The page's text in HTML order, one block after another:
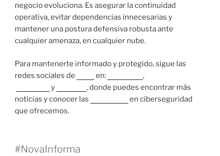
negocio evoluciona. Es asegurar la continuidad
operativa, evitar dependencias innecesarias y
mantener una postura defensiva robusta ante
cualquier amenaza, en cualquier nube.
Para mantenerte informado y protegido, sigue las
redes sociales de
en:
,
y
, donde puedes encontrar más
noticias y conocer las
en ciberseguridad
que ofrecemos.
#NovaInforma